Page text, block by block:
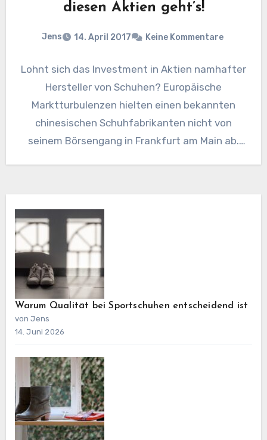
diesen Aktien geht’s!
Jens 14. April 2017 Keine Kommentare
Lohnt sich das Investment in Aktien namhafter
Hersteller von Schuhen? Europäische
Marktturbulenzen hielten einen bekannten
chinesischen Schuhfabrikanten nicht von
seinem Börsengang in Frankfurt am Main ab.
Warum Qualität bei Sportschuhen entscheidend ist
von Jens
14. Juni 2026